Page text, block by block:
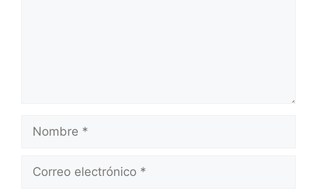
electrónico